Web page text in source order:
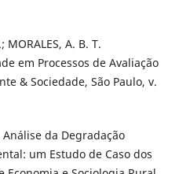
MORALES, A. B. T.
em Processos de Avaliação
& Sociedade, São Paulo, v.
Análise da Degradação
um Estudo de Caso dos